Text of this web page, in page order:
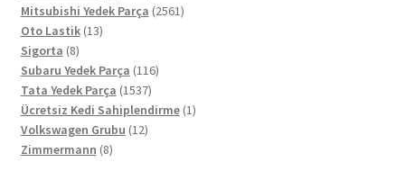
ürün
Mitsubishi Yedek Parça 25612561
Oto Lastik 1313
Sigorta 88
ürün
Subaru Yedek Parça 116116
Tata Yedek Parça 15371537
ürün
Ücretsiz Kedi Sahiplendirme 11
Volkswagen Grubu 1212
Zimmermann 88